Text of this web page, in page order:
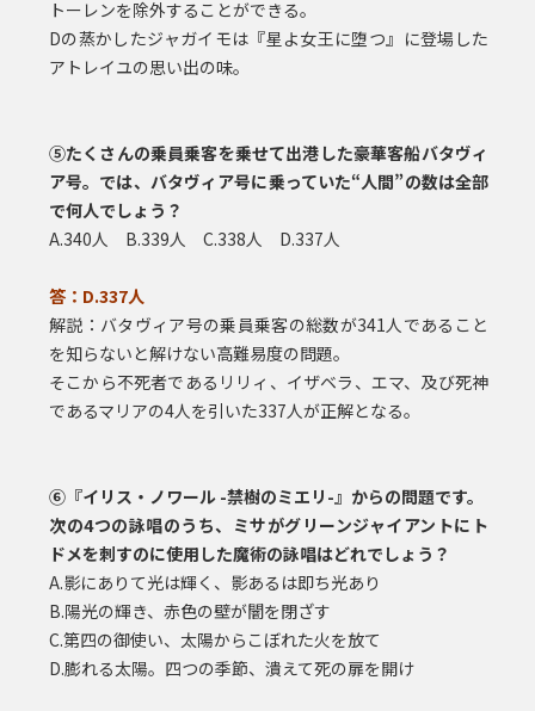
トーレンを除外することができる。
Dの蒸かしたジャガイモは『星よ女王に堕つ』に登場した
アトレイユの思い出の味。
⑤たくさんの乗員乗客を乗せて出港した豪華客船バタヴィ
ア号。 では、バタヴィア号に乗っていた“人間”の数は全部
で何人でしょう？
A.340人 B.339人 C.338人 D.337人
答：D.337人
解説：バタヴィア号の乗員乗客の総数が341人であること
を知らないと解けない高難易度の問題。
そこから不死者であるリリィ、イザベラ、エマ、及び死神
であるマリアの4人を引いた337人が正解となる。
⑥『イリス・ノワール -禁樹のミエリ-』からの問題です。
次の4つの詠唱のうち、ミサがグリーンジャイアントにト
ドメを刺すのに使用した魔術の詠唱はどれでしょう？
A.影にありて光は輝く、影あるは即ち光あり
B.陽光の輝き、赤色の壁が闇を閉ざす
C.第四の御使い、太陽からこぼれた火を放て
D.膨れる太陽。四つの季節、潰えて死の扉を開け